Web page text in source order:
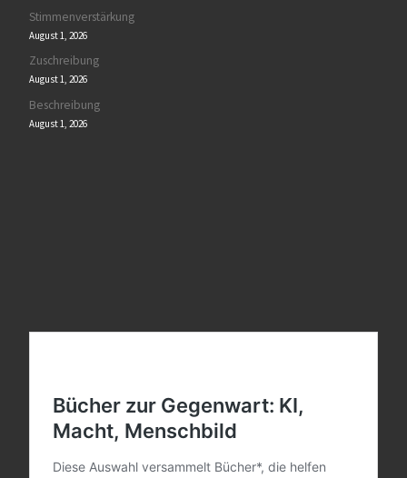
Stimmenverstärkung
August 1, 2026
Zuschreibung
August 1, 2026
Beschreibung
August 1, 2026